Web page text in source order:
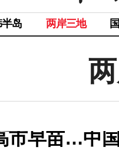
岛 两岸三地
市早苗…中